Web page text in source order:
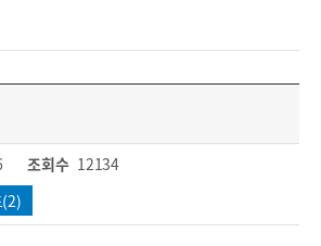
조회수 12134
(2)